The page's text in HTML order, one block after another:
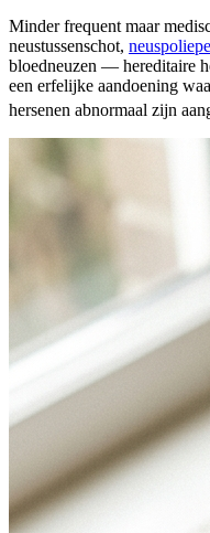
Minder frequent maar
neustussenschot,
bloedneuzen — hereditaire
een erfelijke aandoening
hersenen abnormaal zijn